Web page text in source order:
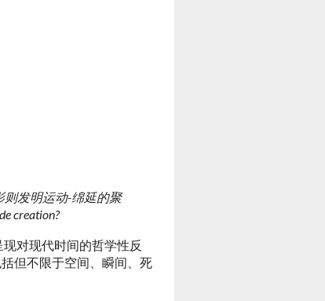
则发明运动-绵延的聚
creation?
对现代时间的哲学性反
但不限于空间、瞬间、死